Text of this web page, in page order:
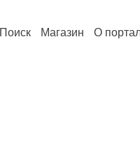
Поиск Магазин О